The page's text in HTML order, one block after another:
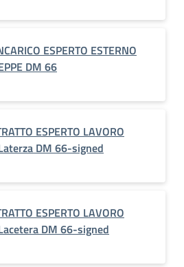
ESPERTO ESTERNO
DM 66
ESPERTO LAVORO
DM 66-signed
ESPERTO LAVORO
DM 66-signed